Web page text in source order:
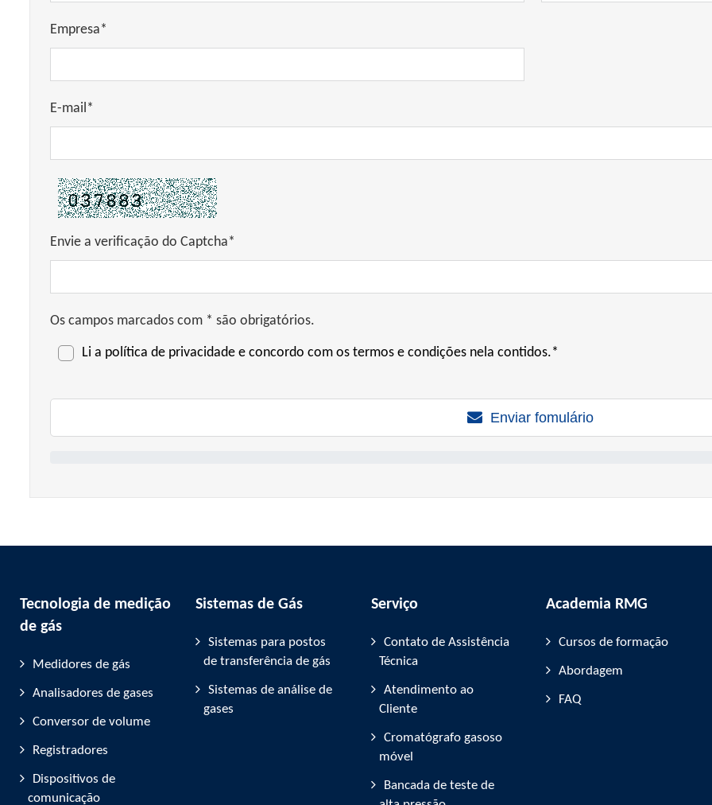
Empresa*
E-mail*
Envie a verificação do Captcha*
Os campos marcados com * são obrigatórios.
Li a política de privacidade e concordo com os termos e condições nela contidos.*
Enviar fomulário
Tecnologia de medição
de gás
Medidores de gás
Analisadores de gases
Conversor de volume
Registradores
Dispositivos de
comunicação
Sistemas de Gás
Sistemas para postos
de transferência de gás
Sistemas de análise de
gases
Serviço
Contato de Assistência
Técnica
Atendimento ao
Cliente
Cromatógrafo gasoso
móvel
Bancada de teste de
Academia RMG
Cursos de formação
Abordagem
FAQ